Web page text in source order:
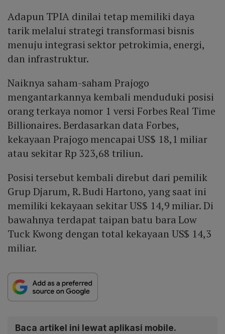
Adapun TPIA dinilai tetap memiliki daya
tarik melalui strategi transformasi bisnis
menuju integrasi sektor petrokimia, energi,
dan infrastruktur.
Naiknya saham-saham Prajogo
mengantarkannya kembali menduduki posisi
orang terkaya nomor 1 versi Forbes Real Time
Billionaires. Berdasarkan data Forbes,
kekayaan Prajogo mencapai US$ 18,1 miliar
atau sekitar Rp 323,68 triliun.
Posisi tersebut kembali direbut dari pemilik
Grup Djarum, R. Budi Hartono, yang saat ini
memiliki kekayaan sekitar US$ 14,9 miliar. Di
bawahnya terdapat taipan batu bara Low
Tuck Kwong dengan total kekayaan US$ 14,3
miliar.
Baca artikel ini lewat aplikasi mobile.